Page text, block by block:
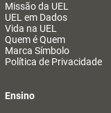
Missão da UEL
UEL em Dados
Vida na UEL
Quem é Quem
Marca Símbolo
Política de Privacidade
Ensino